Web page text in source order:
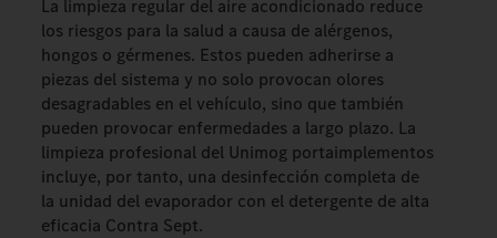
La limpieza regular del aire acondicionado reduce
los riesgos para la salud a causa de alérgenos,
hongos o gérmenes. Estos pueden adherirse a
piezas del sistema y no solo provocan olores
desagradables en el vehículo, sino que también
pueden provocar enfermedades a largo plazo. La
limpieza profesional del Unimog portaimplementos
incluye, por tanto, una desinfección completa de
la unidad del evaporador con el detergente de alta
eficacia Contra Sept.